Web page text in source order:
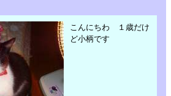
こんにちわ １歳だけ
ど小柄です